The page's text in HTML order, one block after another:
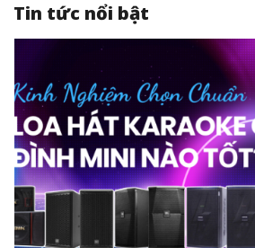
Tin tức nổi bật